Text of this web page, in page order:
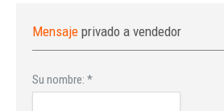
Mensaje privado a vendedor
Su nombre: *